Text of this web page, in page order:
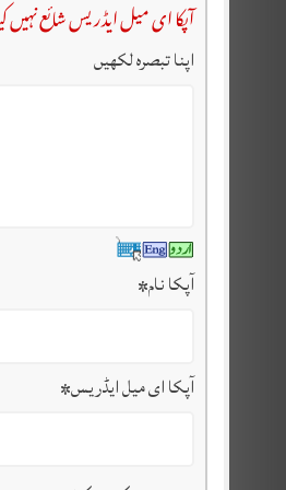
آپکا ای میل ایڈریس شائع نہیں
اپنا تبصرہ لکھیں
آپکا نام*
آپکا ای میل ایڈریس*